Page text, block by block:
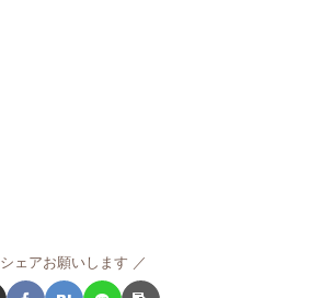
シェアお願いします